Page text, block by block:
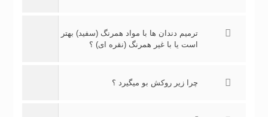
ترمیم دندان ها با مواد همرنگ (سفید) بهتر
است یا با غیر همرنگ (نقره ای) ؟
چرا زیر روکش بو میگیرد ؟